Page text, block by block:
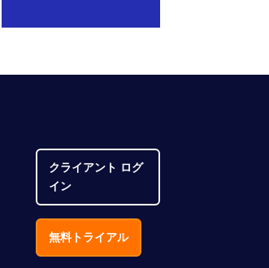
クライアント ログ
イン
無料トライアル